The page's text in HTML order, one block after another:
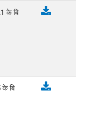
के बि
के बि